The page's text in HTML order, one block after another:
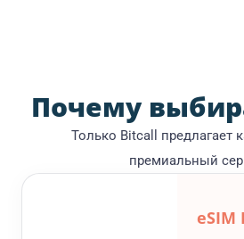
Почему
Только Bitcall предлагает
премиальный
eSIM